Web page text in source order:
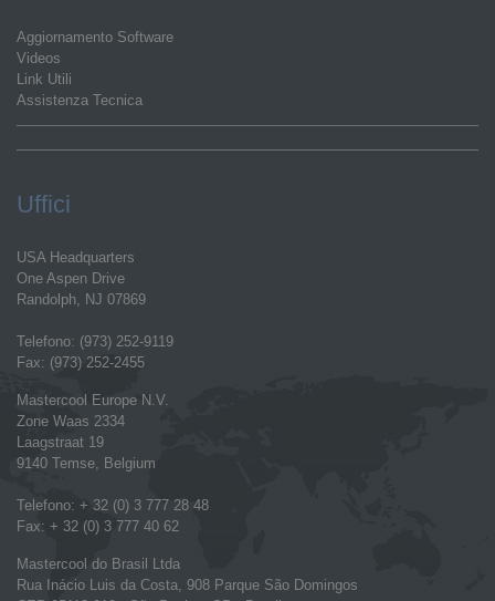
Aggiornamento Software
Videos
Link Utili
Assistenza Tecnica
Uffici
USA Headquarters
One Aspen Drive
Randolph, NJ 07869
Telefono: (973) 252-9119
Fax: (973) 252-2455
Mastercool Europe N.V.
Zone Waas 2334
Laagstraat 19
9140 Temse, Belgium
Telefono: + 32 (0) 3 777 28 48
Fax: + 32 (0) 3 777 40 62
Mastercool do Brasil Ltda
Rua Inácio Luis da Costa, 908 Parque São Domingos